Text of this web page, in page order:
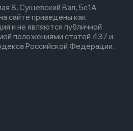
8, Сущевский Вал, 5с1А
сайте приведены как
и не являются публичной
положениями статей 437 и
Российской Федерации.